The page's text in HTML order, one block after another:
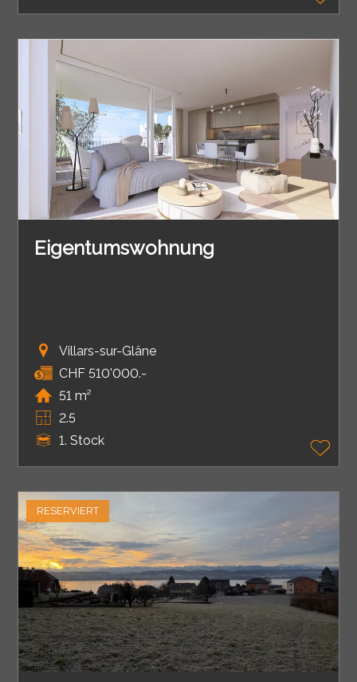
Eigentumswohnung
Villars-sur-Glâne
CHF 510'000.-
51 m²
2.5
1. Stock
RESERVIERT